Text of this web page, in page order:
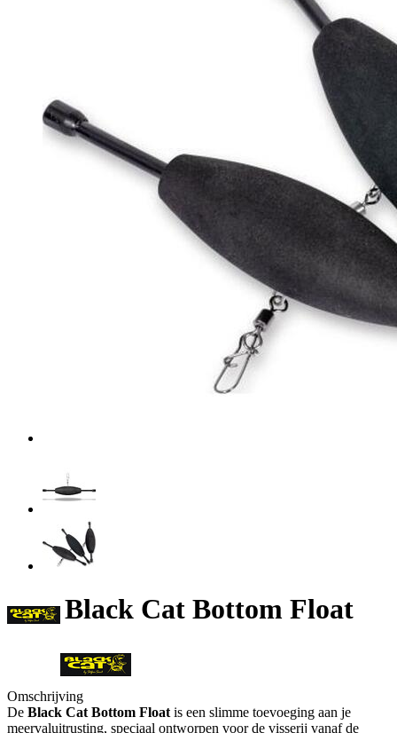
Black Cat Bottom Float
Omschrijving
De Black Cat Bottom Float is een slimme toevoeging aan je
meervaluitrusting, speciaal ontworpen voor de visserij vanaf de